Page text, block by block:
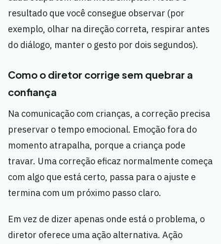
resultado que você consegue observar (por
exemplo, olhar na direção correta, respirar antes
do diálogo, manter o gesto por dois segundos).
Como o diretor corrige sem quebrar a
confiança
Na comunicação com crianças, a correção precisa
preservar o tempo emocional. Emoção fora do
momento atrapalha, porque a criança pode
travar. Uma correção eficaz normalmente começa
com algo que está certo, passa para o ajuste e
termina com um próximo passo claro.
Em vez de dizer apenas onde está o problema, o
diretor oferece uma ação alternativa. Ação